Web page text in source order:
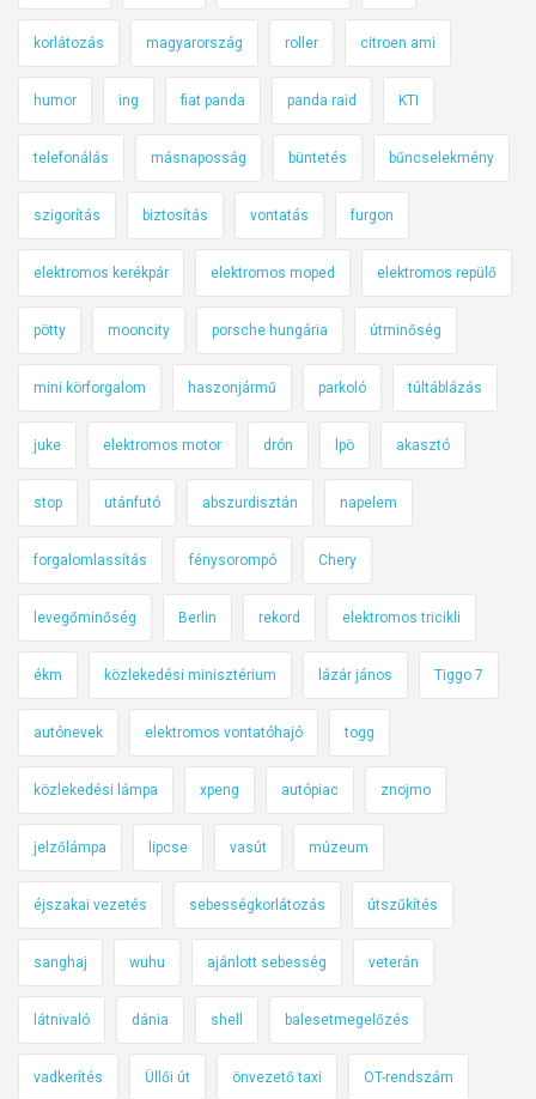
korlátozás magyarország roller citroen ami
humor ing fiat panda panda raid KTI
telefonálás másnaposság büntetés bűncselekmény
szigorítás biztosítás vontatás furgon
elektromos kerékpár elektromos moped elektromos repülő
pötty mooncity porsche hungária útminőség
mini körforgalom haszonjármű parkoló túltáblázás
juke elektromos motor drón lpö akasztó
stop utánfutó abszurdisztán napelem
forgalomlassítás fénysorompó Chery
levegőminőség Berlin rekord elektromos tricikli
ékm közlekedési minisztérium lázár jános Tiggo 7
autónevek elektromos vontatóhajó togg
közlekedési lámpa xpeng autópiac znojmo
jelzőlámpa lipcse vasút múzeum
éjszakai vezetés sebességkorlátozás útszűkítés
sanghaj wuhu ajánlott sebesség veterán
látnivaló dánia shell balesetmegelőzés
vadkerítés Üllői út önvezető taxi OT-rendszám